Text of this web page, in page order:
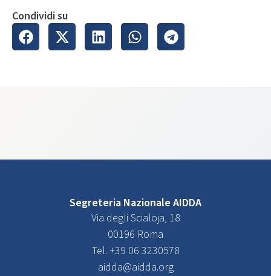
Condividi su
Segreteria Nazionale AIDDA
Via degli Scialoja, 18
00196 Roma
Tel. +39 06 3230578
aidda@aidda.org